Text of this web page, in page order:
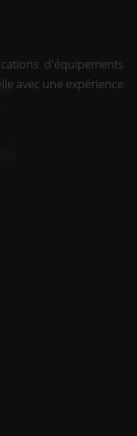
d'équipements
avec une expérience